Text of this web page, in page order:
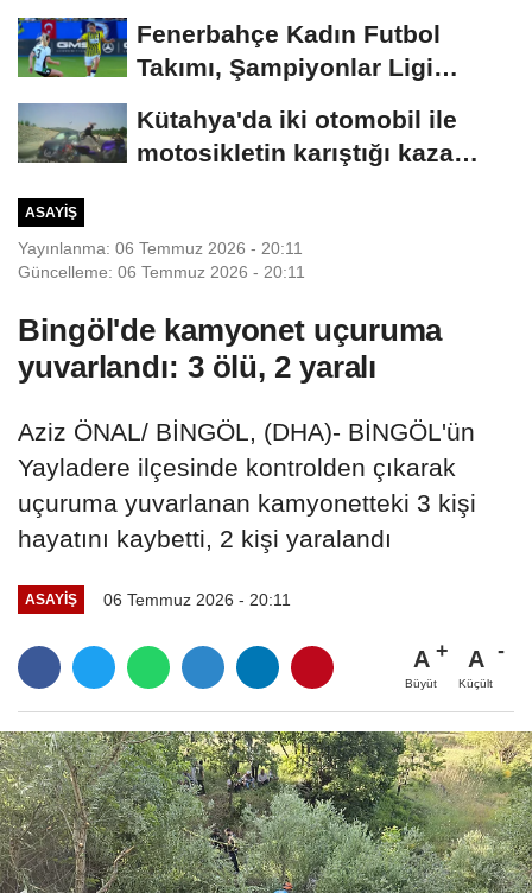
Fenerbahçe Kadın Futbol
Takımı, Şampiyonlar Ligi
Kütahya'da iki otomobil ile
motosikletin karıştığı kaza
ASAYIŞ
Yayınlanma: 06 Temmuz 2026 - 20:11
Güncelleme: 06 Temmuz 2026 - 20:11
Bingöl'de kamyonet uçuruma
yuvarlandı: 3 ölü, 2 yaralı
Aziz ÖNAL/ BİNGÖL, (DHA)- BİNGÖL'ün
Yayladere ilçesinde kontrolden çıkarak
uçuruma yuvarlanan kamyonetteki 3 kişi
hayatını kaybetti, 2 kişi yaralandı
ASAYIŞ 06 Temmuz 2026 - 20:11
A
Büyüt
A
Küçült